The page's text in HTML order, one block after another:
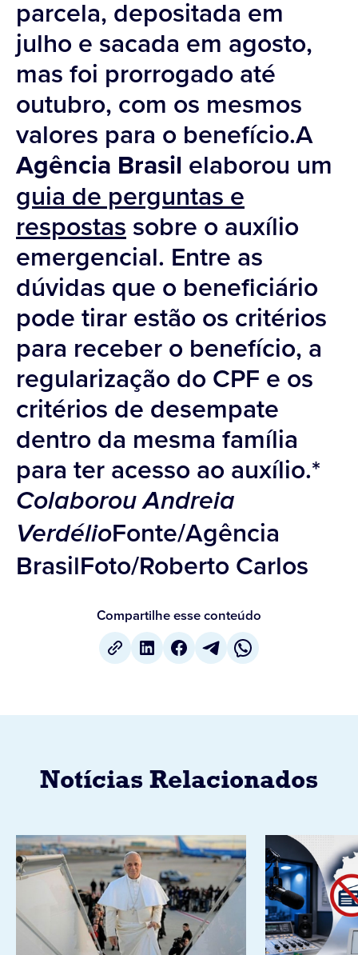
parcela, depositada em
julho e sacada em agosto,
mas foi prorrogado até
outubro, com os mesmos
valores para o benefício.A
Agência Brasil elaborou um
guia de perguntas e
respostas sobre o auxílio
emergencial. Entre as
dúvidas que o beneficiário
pode tirar estão os critérios
para receber o benefício, a
regularização do CPF e os
critérios de desempate
dentro da mesma família
para ter acesso ao auxílio.*
Colaborou Andreia
VerdélioFonte/Agência
BrasilFoto/Roberto Carlos
Compartilhe esse conteúdo
Notícias Relacionados